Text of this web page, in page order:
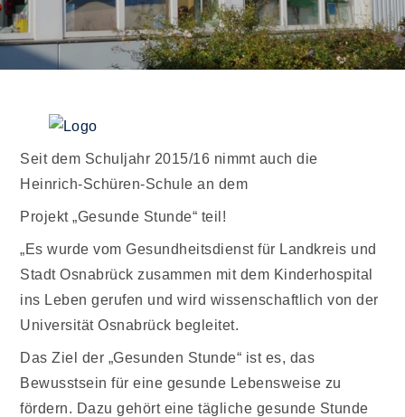
Seit dem Schuljahr 2015/16 nimmt auch die
Heinrich-Schüren-Schule an dem
Projekt „Gesunde Stunde“ teil!
„Es wurde vom Gesundheitsdienst für Landkreis und
Stadt Osnabrück zusammen mit dem Kinderhospital
ins Leben gerufen und wird wissenschaftlich von der
Universität Osnabrück begleitet.
Das Ziel der „Gesunden Stunde“ ist es, das
Bewusstsein für eine gesunde Lebensweise zu
fördern. Dazu gehört eine tägliche gesunde Stunde